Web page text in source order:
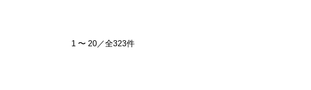
1 〜 20／全323件